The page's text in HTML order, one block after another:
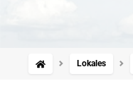
Lokales